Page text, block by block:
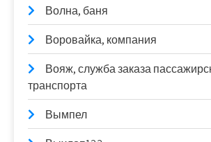
Волна, баня
Воровайка, компания
Вояж, служба заказа
транспорта
Вымпел